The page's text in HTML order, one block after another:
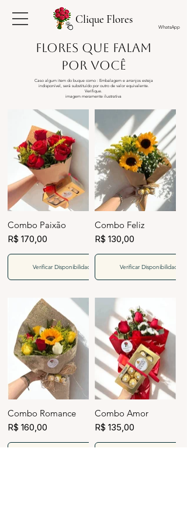
Clique Flores
WhatsApp
Flores que falam
por você
Caso algum item do buque como : Embalagem e arranjos esteja
indisponível, será substituído por outro de valor equivalente.
Verifique.
​imagem meramente ilustrativa
Combo Paixão
R$ 170,00
Verificar Disponibilidade
Combo Feliz
R$ 130,00
Verificar Disponibilidade
Combo Romance
R$ 160,00
Combo Amor
R$ 135,00